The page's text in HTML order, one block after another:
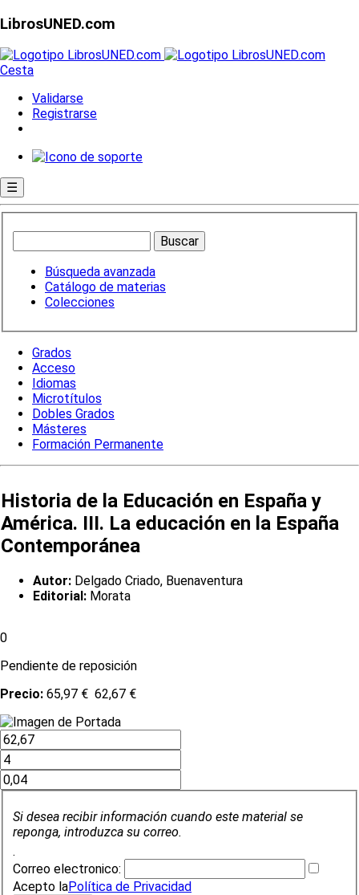
LibrosUNED.com
Cesta
Validarse
Registrarse
☰
Búsqueda avanzada
Catálogo de materias
Colecciones
Grados
Acceso
Idiomas
Microtítulos
Dobles Grados
Másteres
Formación Permanente
Historia de la Educación en España y
América. III. La educación en la España
Contemporánea
Autor: Delgado Criado, Buenaventura
Editorial: Morata
0
Pendiente de reposición
Precio: 65,97 € 62,67 €
Si desea recibir información cuando este material se
reponga, introduzca su correo.
.
Correo electronico:
Acepto laPolítica de Privacidad